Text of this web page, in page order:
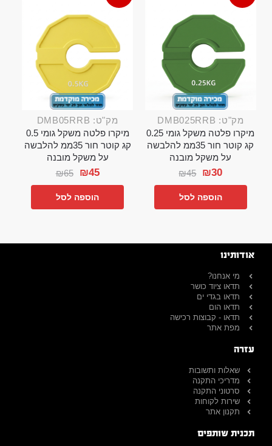
מק"ט: DMB025RRB
מיקרו פלטה משקל גומי 0.25
קג קוטר חור 35ממ להלבשה
על משקל מובנה
₪45 ₪30
הוספה לסל
מק"ט: DMB05RRB
מיקרו פלטה משקל גומי 0.5
קג קוטר חור 35ממ להלבשה
על משקל מובנה
₪65 ₪45
הוספה לסל
אודותינו
מי אנחנו?
תדאו ציוד כושר
תדאו בגדי ים
תדאו הום
תדאו - קבוצות רכישה
מפת אתר
עזרה
שאלות ותשובות
מדריכי התקנה
סרטוני התקנה
שירות לקוחות
תקנון אתר
תכנית שותפים